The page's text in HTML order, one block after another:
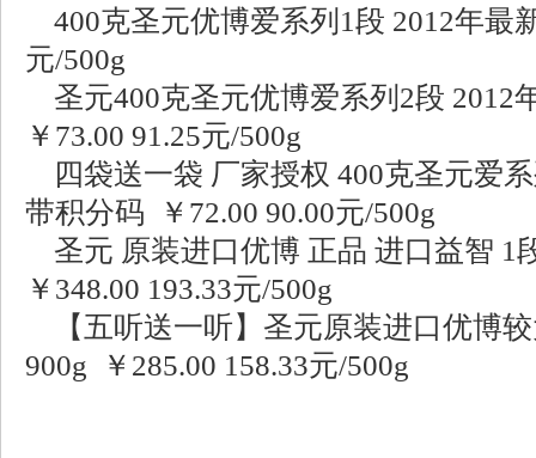
400克圣元优博爱系列1段 2012年最
元/500g
圣元400克圣元优博爱系列2段 2012
￥73.00 91.25元/500g
四袋送一袋 厂家授权 400克圣元爱
带积分码 ￥72.00 90.00元/500g
圣元 原装进口优博 正品 进口益智 1
￥348.00 193.33元/500g
【五听送一听】圣元原装进口优博
900g ￥285.00 158.33元/500g